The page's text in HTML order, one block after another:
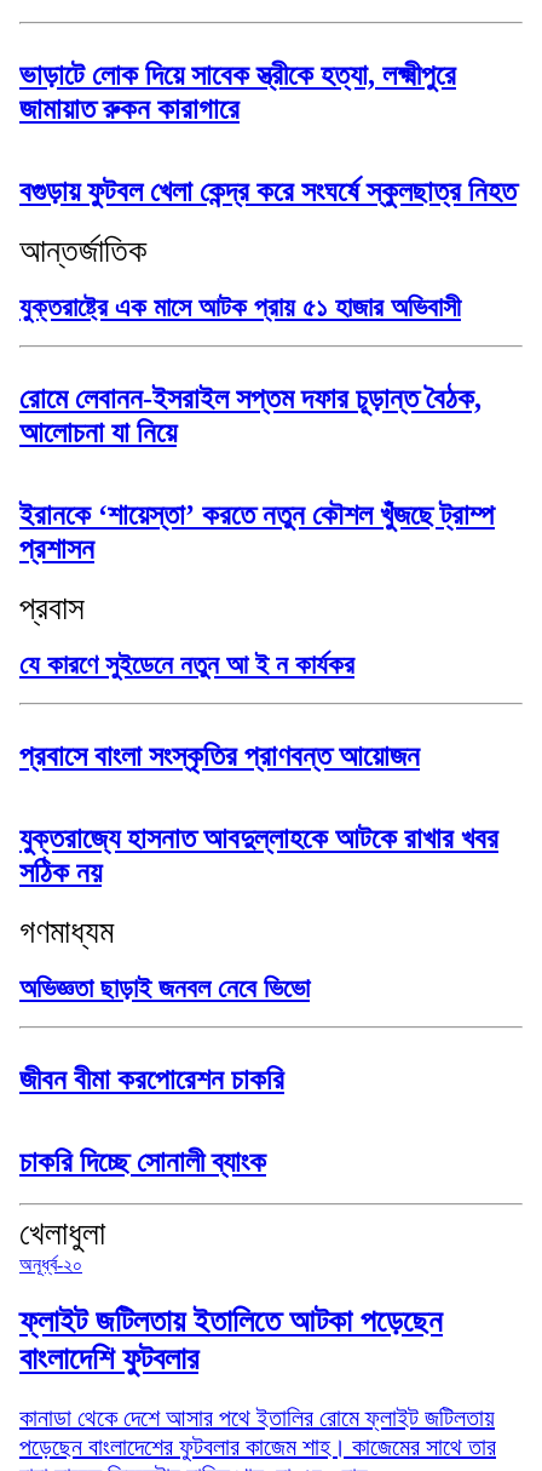
ভাড়াটে লোক দিয়ে সাবেক স্ত্রীকে হত্যা, লক্ষ্মীপুরে
জামায়াত রুকন কারাগারে
বগুড়ায় ফুটবল খেলা কেন্দ্র করে সংঘর্ষে স্কুলছাত্র নিহত
আন্তর্জাতিক
যুক্তরাষ্ট্রে এক মাসে আটক প্রায় ৫১ হাজার অভিবাসী
রোমে লেবানন-ইসরাইল সপ্তম দফার চূড়ান্ত বৈঠক,
আলোচনা যা নিয়ে
ইরানকে ‘শায়েস্তা’ করতে নতুন কৌশল খুঁজছে ট্রাম্প
প্রশাসন
প্রবাস
যে কারণে সুইডেনে নতুন আ ই ন কার্যকর
প্রবাসে বাংলা সংস্কৃতির প্রাণবন্ত আয়োজন
যুক্তরাজ্যে হাসনাত আবদুল্লাহকে আটকে রাখার খবর
সঠিক নয়
গণমাধ্যম
অভিজ্ঞতা ছাড়াই জনবল নেবে ভিভো
জীবন বীমা করপোরেশন চাকরি
চাকরি দিচ্ছে সোনালী ব্যাংক
খেলাধুলা
অনূর্ধ্ব-২০
ফ্লাইট জটিলতায় ইতালিতে আটকা পড়েছেন
বাংলাদেশি ফুটবলার
কানাডা থেকে দেশে আসার পথে ইতালির রোমে ফ্লাইট জটিলতায়
পড়েছেন বাংলাদেশের ফুটবলার কাজেম শাহ। কাজেমের সাথে তার